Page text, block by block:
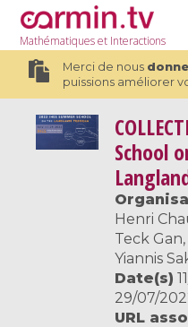
Mathématiqueset Interactions
Merci de nous
puissions améliorer
School
Henri
Teck
Yiannis
Date(s)
29/07/
URL